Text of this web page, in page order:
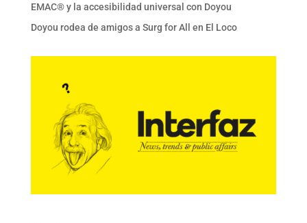
EMAC® y la accesibilidad universal con Doyou
Doyou rodea de amigos a Surg for All en El Loco